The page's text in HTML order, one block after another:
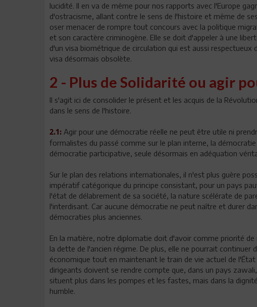
lucidité. Il en va de même pour nos rapports avec l'Europe
d'ostracisme, allant contre le sens de l'histoire et même de
oser menacer de rompre tout concours avec la politique
et son caractère criminogène. Elle se doit d'appeler à une
d'un visa biométrique de circulation qui est aussi respectueux
visa désormais obsolète.
2 - Plus de Solidarité ou agir
Il s'agit ici de consolider le présent et les acquis de la
dans le sens de l'histoire.
2.1: Agir pour une démocratie réelle ne peut être utile ni
formalistes du passé comme sur le plan interne, la
démocratie participative, seule désormais en adéquation
Sur le plan des relations internationales, il n'est plus guère
impératif catégorique du principe consistant, pour un pays
l'état de délabrement de sa société, la nature scélérate de
l'interdisant. Car aucune démocratie ne peut naître et durer
démocraties plus anciennes.
En la matière, notre diplomatie doit d'avoir comme priorité
la dette de l'ancien régime. De plus, elle ne pourrait continuer
économique tout en maintenant le train de vie actuel de
dirigeants doivent se rendre compte que, dans un pays
situent plus dans les pompes et les fastes, mais dans la
humble.